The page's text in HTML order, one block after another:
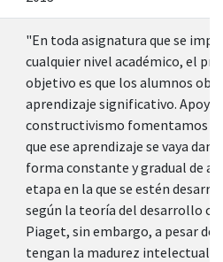
"En toda asignatura que se
cualquier nivel académico, el
objetivo es que los alumnos
aprendizaje significativo.
constructivismo fomentamos
que ese aprendizaje se vaya
forma constante y gradual de
etapa en la que se estén
según la teoría del desarrollo
Piaget, sin embargo, a pesar de
tengan la madurez intelectual,